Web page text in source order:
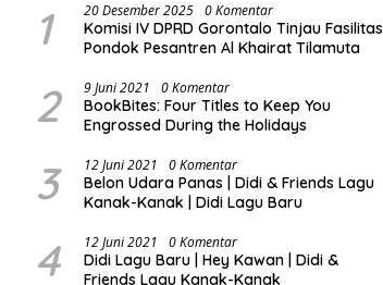
1 20 Desember 2025 0 Komentar
Komisi IV DPRD Gorontalo Tinjau Fasilitas
Pondok Pesantren Al Khairat Tilamuta
2 9 Juni 2021 0 Komentar
BookBites: Four Titles to Keep You
Engrossed During the Holidays
3 12 Juni 2021 0 Komentar
Belon Udara Panas | Didi & Friends Lagu
Kanak-Kanak | Didi Lagu Baru
4 12 Juni 2021 0 Komentar
Didi Lagu Baru | Hey Kawan | Didi &
Friends Lagu Kanak-Kanak